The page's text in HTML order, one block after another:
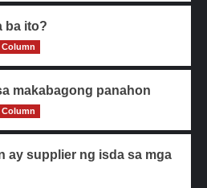
ba ito?
Column
makabagong panahon
Column
ay supplier ng isda sa mga